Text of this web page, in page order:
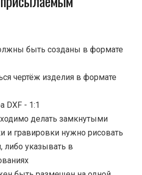
быть созданы в формате
чертёж изделия в формате
DXF - 1:1
делать замкнутыми
и гравировки нужно рисовать
указывать в